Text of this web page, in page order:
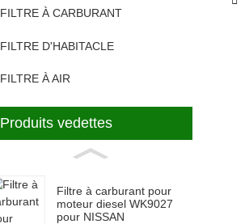
FILTRE À CARBURANT
FILTRE D'HABITACLE
FILTRE À AIR
Produits vedettes
Filtre à carburant pour
moteur diesel WK9027
pour NISSAN